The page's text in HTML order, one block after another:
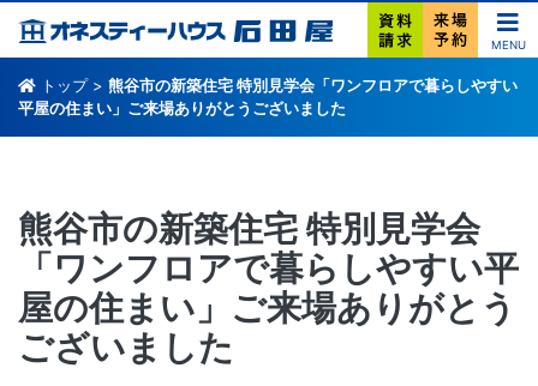
MENU
トップ> 熊谷市の新築住宅 特別見学会「ワンフロアで暮らしやすい
平屋の住まい」ご来場ありがとうございました
熊谷市の新築住宅 特別見学会
「ワンフロアで暮らしやすい平
屋の住まい」ご来場ありがとう
ございました